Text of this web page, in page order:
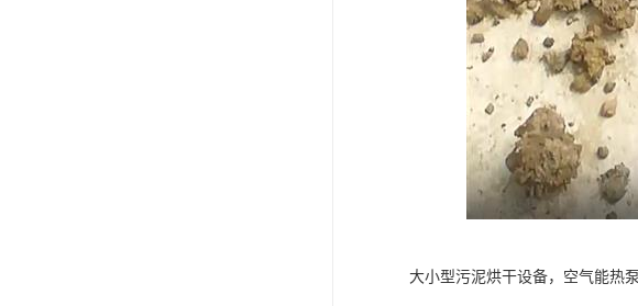
大小型污泥烘干设备，空气能热